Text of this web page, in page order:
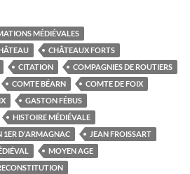
MÉDIÉVALES
CHÂTEAUX FORTS
CITATION
COMPAGNIES DE ROUTIERS
COMTE BÉARN
COMTE DE FOIX
GASTON FÉBUS
HISTOIRE MÉDIÉVALE
1ER D'ARMAGNAC
JEAN FROISSART
MOYEN AGE